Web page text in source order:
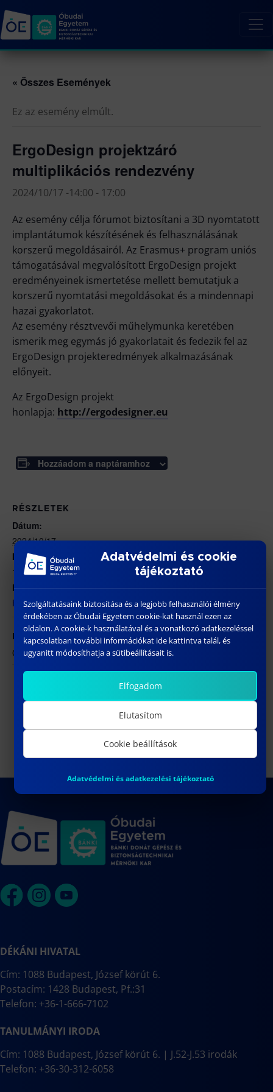
« Összes Események
Ez az esemény elmúlt.
ErgoDesign projektzáró
multiplikációs rendezvény
2024/10/17 -14:00 - 17:00
Az esemény célja fórumot biztosítani a 3D nyomtatott
implantátumok készítésének és felhasználásának
korszerű megoldásairól. Az Erasmus+ program uniós
támogatásával megvalósított ErgoDesign projekt
eredményeinek ismertetése mellett bemutatjuk a
korszerű nyomtatási megoldásokat és a mindennapi
hazai gyakorlatot.
Az esemény résztvevői műhelymunka keretében
ismerik meg egymás jó gyakorlatait és fedezik fel az
ErgoDesign projekteredmények alkalmazásának
előnyeit.
Az ErgoDesign projekt
honlapja: http://ergodesigner.eu
Hozzáadom a naptáramhoz
RÉSZLETEK
Dátum:
2024/10/17
Időpont:
14:00 - 17:00
Honlap:
http://ergodesigner.eu
HELYSZÍN
ÓE BGK – 1081 Budapest, Népszínház utca 8.
Dr. Fürstner Igor egyetemi
DÉKÁNI HIVATAL
Cím: 1088 Budapest, József körút 6.
Postacím: 1428 Budapest, Pf.:31
Telefon: +36-1-666-7102
TANULMÁNYI IRODA
Cím: 1088 Budapest, József körút 6. | J.52-J.53 irodák
Telefon: +36-30-312-6058
Adatvédelmi és cookie
tájékoztató
Szolgáltatásaink biztosítása és a legjobb felhasználói élmény
érdekében az Óbudai Egyetem cookie-kat használ ezen az
oldalon. A cookie-k használatával és a vonatkozó adatkezeléssel
kapcsolatban további információkat ide kattintva talál, és
ugyanitt módosíthatja a sütibeállításait is.
Elfogadom
Elutasítom
Cookie beállítások
Adatvédelmi és adatkezelési tájékoztató